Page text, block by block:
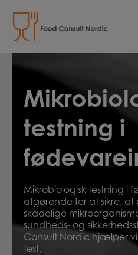
indholdet
testning i
Mikrobiologisk testning i
afgørende for at sikre, at
skadelige
sundheds- og
Consult Nordic hjælper
test.